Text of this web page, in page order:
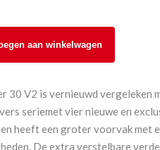
aan winkelwagen
30 V2 is vernieuwd vergeleken
seriemet vier nieuwe en
heeft een groter voorvak met
De extra verstelbare